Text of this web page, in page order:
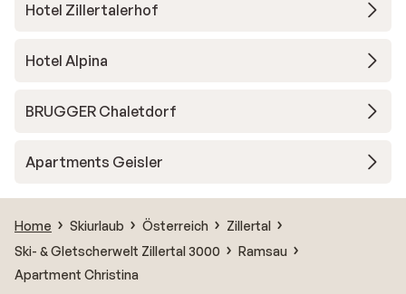
Hotel Zillertalerhof
Hotel Alpina
BRUGGER Chaletdorf
Apartments Geisler
Home Skiurlaub Österreich
Zillertal
Ski- & Gletscherwelt Zillertal 3000
Ramsau
Apartment Christina